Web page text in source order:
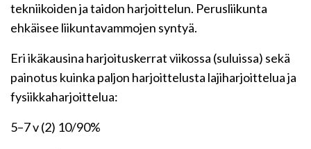
tekniikoiden ja taidon harjoittelun. Perusliikunta
ehkäisee liikuntavammojen syntyä.
Eri ikäkausina harjoituskerrat viikossa (suluissa) sekä
painotus kuinka paljon harjoittelusta lajiharjoittelua ja
fysiikkaharjoittelua:
5–7 v (2) 10/90%